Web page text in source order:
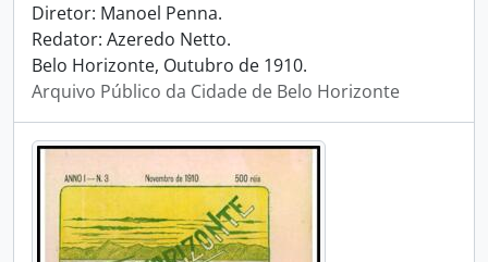
Diretor: Manoel Penna.
Redator: Azeredo Netto.
Belo Horizonte, Outubro de 1910.
Arquivo Público da Cidade de Belo Horizonte